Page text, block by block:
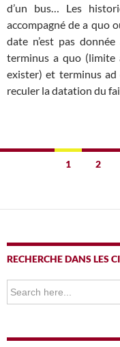
d’un bus… Les
accompagné de a quo
date n’est pas
terminus a quo (limite
exister) et terminus ad
reculer la datation du
Navigation
articles
1 2
RECHERCHE DANS LES
Search
for: